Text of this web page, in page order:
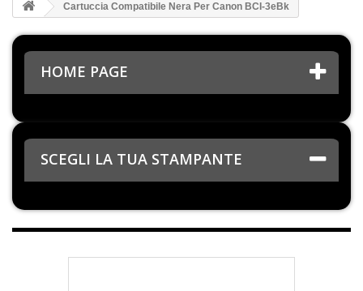
Cartuccia Compatibile Nera Per Canon BCI-3eBk
HOME PAGE
SCEGLI LA TUA STAMPANTE